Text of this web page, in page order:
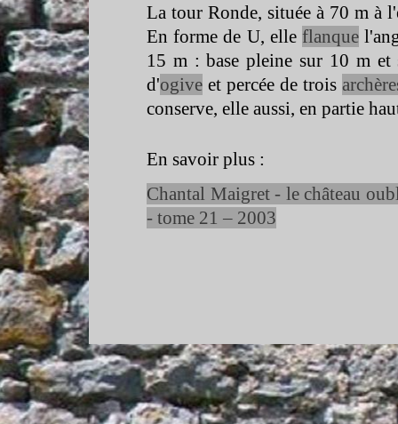
La tour Ronde, située à 70 m à
En forme de U, elle flanque
15 m : base pleine sur 10 m et
d'ogive et percée de trois
conserve, elle aussi, en partie
En savoir plus :
Chantal Maigret - le château
- tome 21 – 2003